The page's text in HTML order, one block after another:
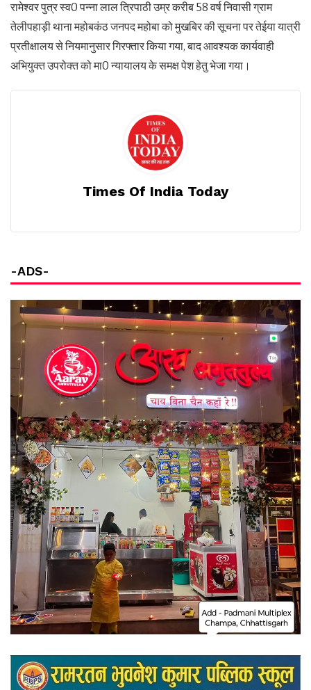
रामेश्वर पुत्र स्व0 पन्ना लाल त्रिपाठी उम्र करीब 58 वर्ष निवासी ग्राम
तेलीपहाड़ी थाना महोबकंठ जनपद महोबा को मुखबिर की सूचना पर तेईया यात्री
प्रतीक्षालय से नियमानुसार गिरफ्तार किया गया, बाद आवश्यक कार्यवाही
अभियुक्त उपरोक्त को मा0 न्यायालय के समक्ष पेश हेतु भेजा गया।
Times Of India Today
-ADS-